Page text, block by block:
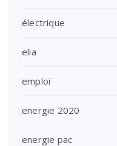
électrique
elia
emploi
energie 2020
energie pac